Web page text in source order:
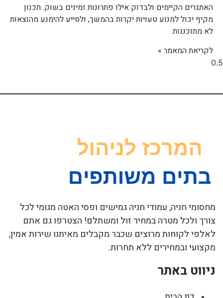
האתגרים הקיימים ולבדוק אילו פתרונות זמינים בשוק. תכנון
מקיף יכול למנוע טעויות יקרות בהמשך, ולסייע להימנע מהוצאות
לא מתוכננות.
לקריאת המאמר »
מחסומי חניה, עמודי חניה גמישים ופסי האטה מגומי לכל
צורך ולכל מטרה במחיר זול ומשתלם! הצטרפו גם אתם
לאלפי לקוחות מרוצים שכבר מקבלים מאיתנו שירות אמין,
מקצועי ובמחירים ללא תחרות.
ניווט באתר